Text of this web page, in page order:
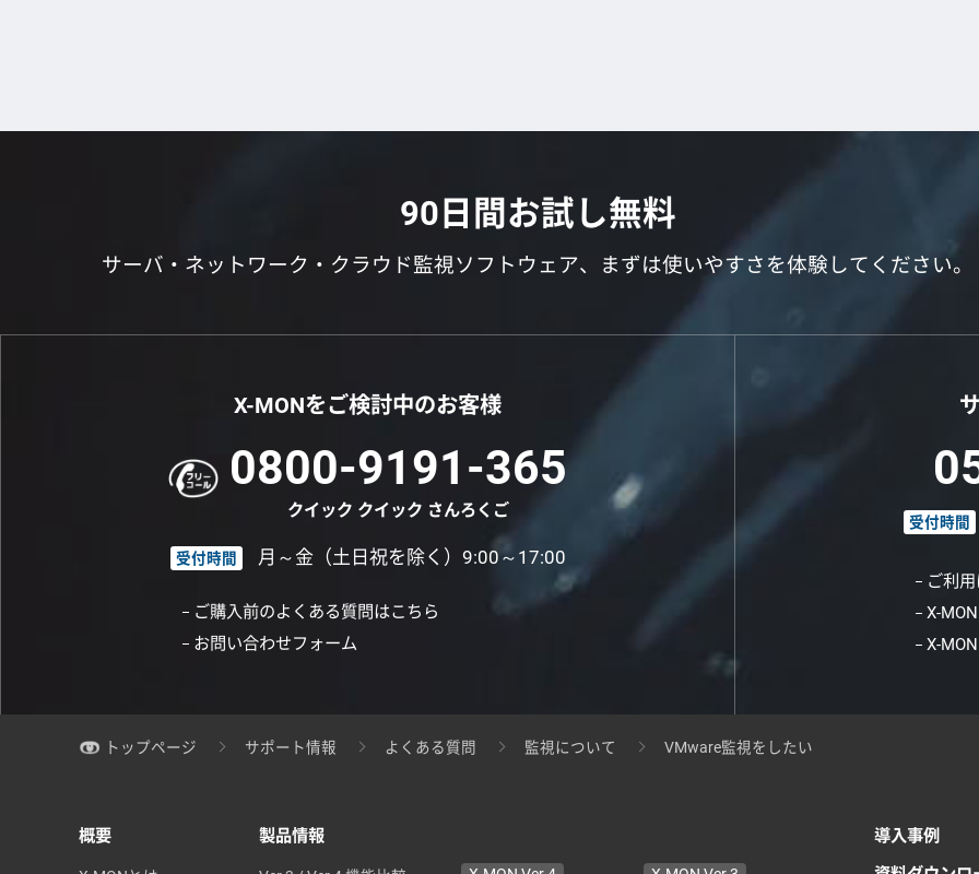
90日間お試し無料
サーバ・ネットワーク・クラウド監視ソフトウェア、まずは使いやすさを体験してください。
X-MONをご検討中のお客様
0800-9191-365
クイック クイック さんろくご
受付時間 月～金（土日祝を除く）9:00～17:00
ご購入前のよくある質問はこちら
お問い合わせフォーム
受付時間
ご利
X-
X-
トップページ サポート情報 よくある質問 監視について VMware監視をしたい
概要 製品情報
導入事例